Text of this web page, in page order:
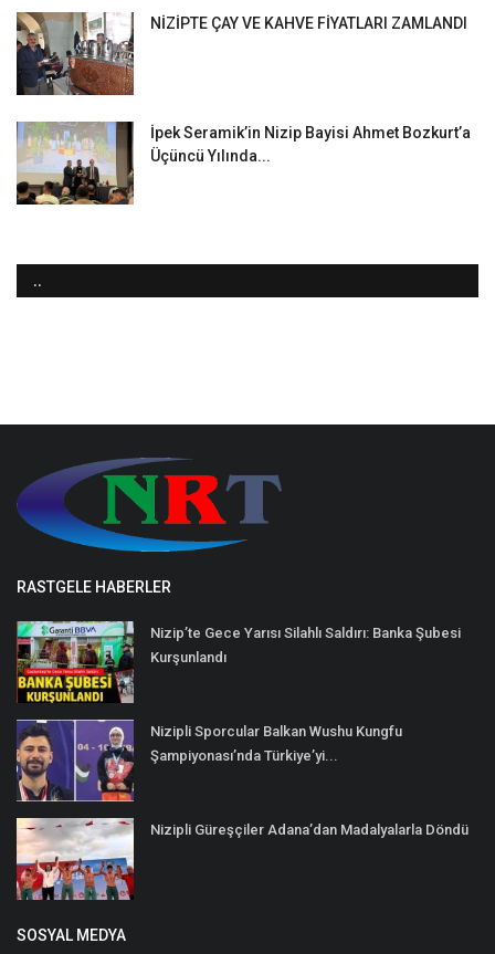
NİZİPTE ÇAY VE KAHVE FİYATLARI ZAMLANDI
İpek Seramik’in Nizip Bayisi Ahmet Bozkurt’a
Üçüncü Yılında...
..
RASTGELE HABERLER
Nizip’te Gece Yarısı Silahlı Saldırı: Banka Şubesi
Kurşunlandı
Nizipli Sporcular Balkan Wushu Kungfu
Şampiyonası’nda Türkiye’yi...
Nizipli Güreşçiler Adana’dan Madalyalarla Döndü
SOSYAL MEDYA